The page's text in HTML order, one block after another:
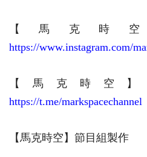
【馬克時
https://www.instagram.com/
【馬克時空】
https://t.me/markspacechannel
【馬克時空】節目組製作